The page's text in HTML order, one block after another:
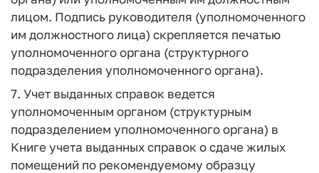
лицом. Подпись руководителя (уполномоченного
им должностного лица) скрепляется печатью
уполномоченного органа (структурного
подразделения уполномоченного органа).
7. Учет выданных справок ведется
уполномоченным органом (структурным
подразделением уполномоченного органа) в
Книге учета выданных справок о сдаче жилых
помещений по рекомендуемому образцу